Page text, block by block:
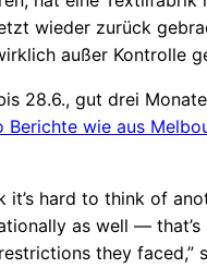
wieder zurück
außer Kontrolle
28.6., gut drei
Berichte wie aus
it’s hard to think of
as well —
they faced,”